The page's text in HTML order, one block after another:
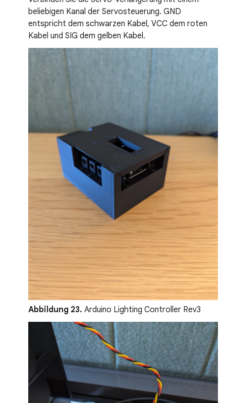
beliebigen Kanal der Servosteuerung. GND
entspricht dem schwarzen Kabel, VCC dem roten
Kabel und SIG dem gelben Kabel.
Abbildung 23. Arduino Lighting Controller Rev3